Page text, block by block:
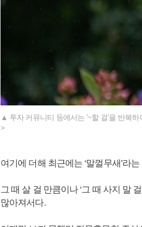
▲ 투자 커뮤니티 등에서는 '~할 걸'을 반복
>
여기에 더해 최근에는 ‘말껄무새’라
그 때 살 걸 만큼이나 ‘그 때 사지 말
많아져서다.